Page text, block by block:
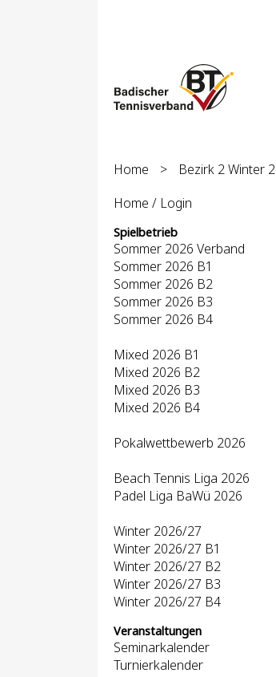
Home > Bezirk 2 Winter
Home / Login
Spielbetrieb
Sommer 2026 Verband
Sommer 2026 B1
Sommer 2026 B2
Sommer 2026 B3
Sommer 2026 B4
Mixed 2026 B1
Mixed 2026 B2
Mixed 2026 B3
Mixed 2026 B4
Pokalwettbewerb 2026
Beach Tennis Liga 2026
Padel Liga BaWü 2026
Winter 2026/27
Winter 2026/27 B1
Winter 2026/27 B2
Winter 2026/27 B3
Winter 2026/27 B4
Veranstaltungen
Seminarkalender
Turnierkalender